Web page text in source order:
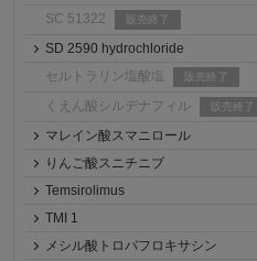
SC 51322
販売終了
SD 2590 hydrochloride
セルトラリン塩酸塩
販売終了
くえん酸シルデナフィル 販売終了
マレイン酸スマニロール
りんご酸スニチニブ
Temsirolimus
TMI 1
メシル酸トロバフロキサシン